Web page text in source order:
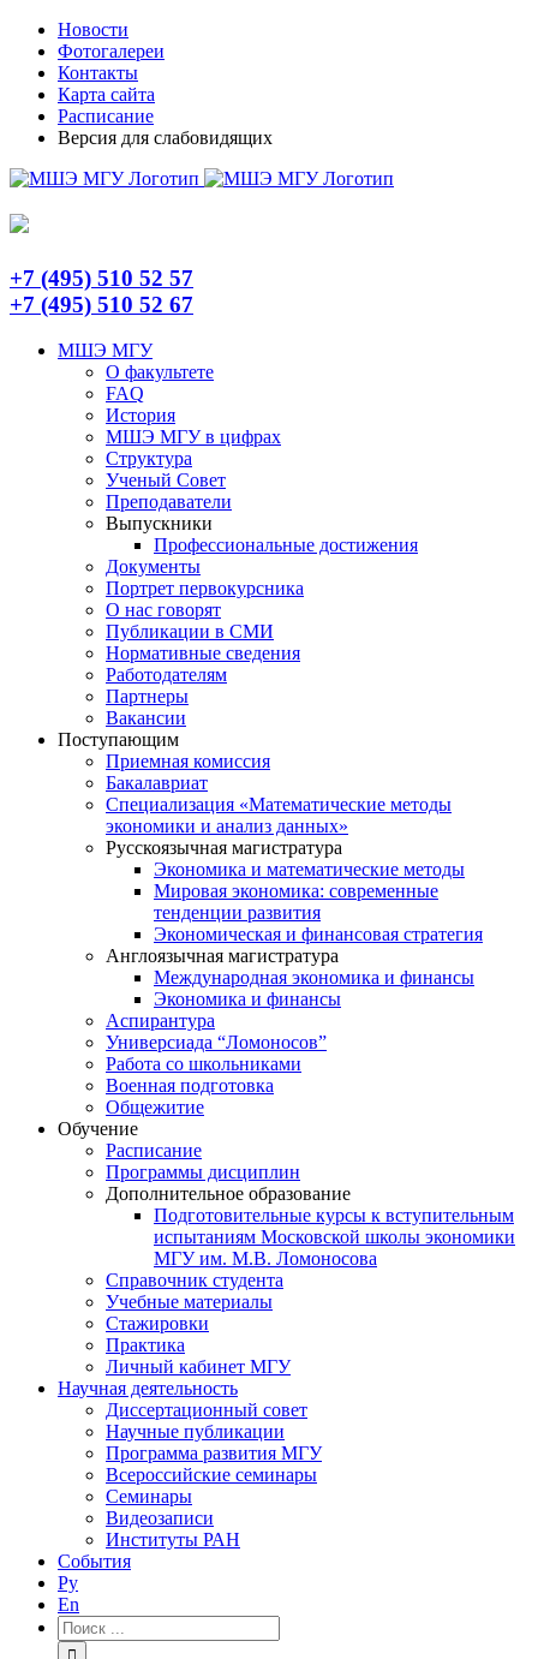
Skip
content
TelegramНовости
Фотогалереи
Контакты
Карта сайта
Расписание
Версия для слабовидящих
+7 (495) 510 52 57
+7 (495) 510 52 67
МШЭ МГУ
О факультете
FAQ
История
МШЭ МГУ в цифрах
Структура
Ученый Совет
Преподаватели
Выпускники
Профессиональные достижения
Документы
Портрет первокурсника
О нас говорят
Публикации в СМИ
Нормативные сведения
Работодателям
Партнеры
Вакансии
Поступающим
Приемная комиссия
Бакалавриат
Специализация «Математические методы
экономики и анализ данных»
Русскоязычная магистратура
Экономика и математические методы
Мировая экономика: современные
тенденции развития
Экономическая и финансовая стратегия
Англоязычная магистратура
Международная экономика и финансы
Экономика и финансы
Аспирантура
Универсиада “Ломоносов”
Работа со школьниками
Военная подготовка
Общежитие
Обучение
Расписание
Программы дисциплин
Дополнительное образование
Подготовительные курсы к вступительным
испытаниям Московской школы экономики
МГУ им. М.В. Ломоносова
Справочник студента
Учебные материалы
Стажировки
Практика
Личный кабинет МГУ
Научная деятельность
Диссертационный совет
Научные публикации
Программа развития МГУ
Всероссийские семинары
Семинары
Видеозаписи
Институты РАН
События
Ру
En
Результат
поиска: